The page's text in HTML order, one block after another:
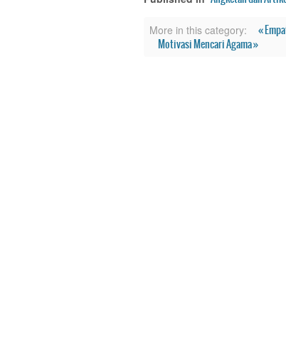
More in this category:
«
Motivasi Mencari Agama »